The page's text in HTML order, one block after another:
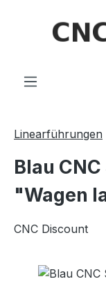
Linearführungen
Blau
"Wagen
CNC Discount
Bildergalerie